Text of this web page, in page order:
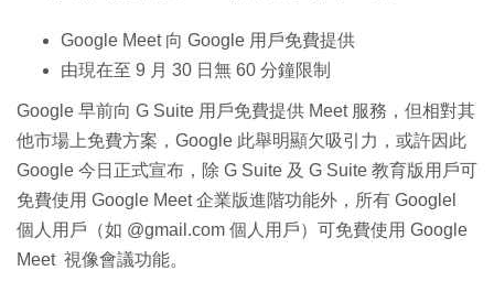
Google Meet 向 Google 用戶免費提供
由現在至 9 月 30 日無 60 分鐘限制
Google 早前向 G Suite 用戶免費提供 Meet 服務，但相對其
他市場上免費方案，Google 此舉明顯欠吸引力，或許因此
Google 今日正式宣布，除 G Suite 及 G Suite 教育版用戶可
免費使用 Google Meet 企業版進階功能外，所有 Googlel
個人用戶（如 @gmail.com 個人用戶）可免費使用 Google
Meet 視像會議功能。